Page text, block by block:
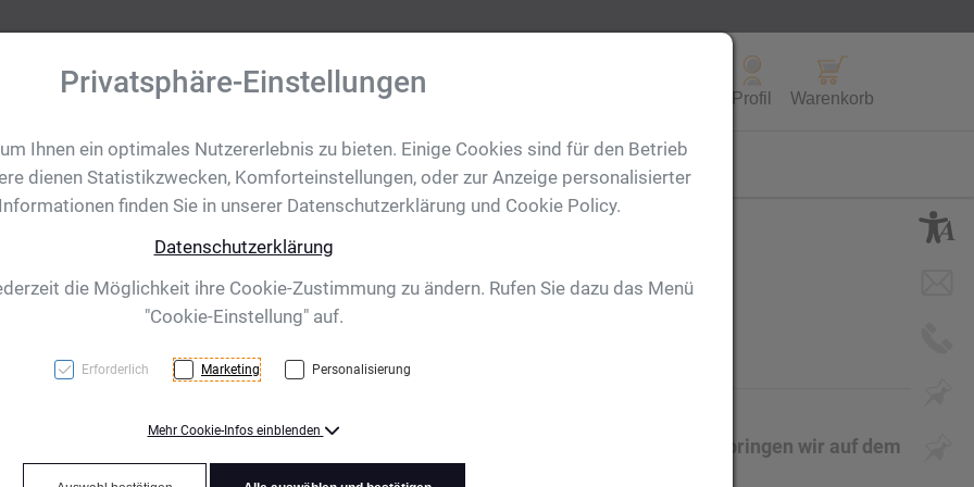
Profil Warenkorb
Ihre Eventanfrage Shop für CH/FL
Beach, weiss
Zwei-Kammern-Luftmatratze aus PVC. Ihre Werbung bringen wir auf dem
Privatsphäre-Einstellungen
Ihnen ein optimales Nutzererlebnis zu bieten. Einige Cookies sind für den Betrieb
dienen Statistikzwecken, Komforteinstellungen, oder zur Anzeige personalisierter
finden Sie in unserer Datenschutzerklärung und Cookie Policy.
Datenschutzerklärung
die Möglichkeit ihre Cookie-Zustimmung zu ändern. Rufen Sie dazu das Menü
"Cookie-Einstellung" auf.
Erforderlich Marketing Personalisierung
Mehr Cookie-Infos einblenden